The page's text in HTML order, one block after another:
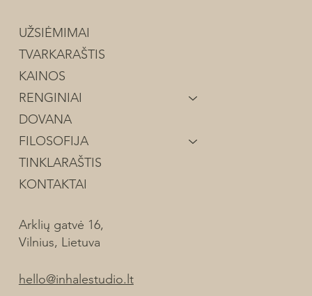
Ar judėjimas gali pagerinti atmintį?
UŽSIĖMIMAI
TVARKARAŠTIS
KAINOS
RENGINIAI
DOVANA
FILOSOFIJA
TINKLARAŠTIS
KONTAKTAI
Arklių gatvė 16,
Vilnius, Lietuva
hello@inhalestudio.lt